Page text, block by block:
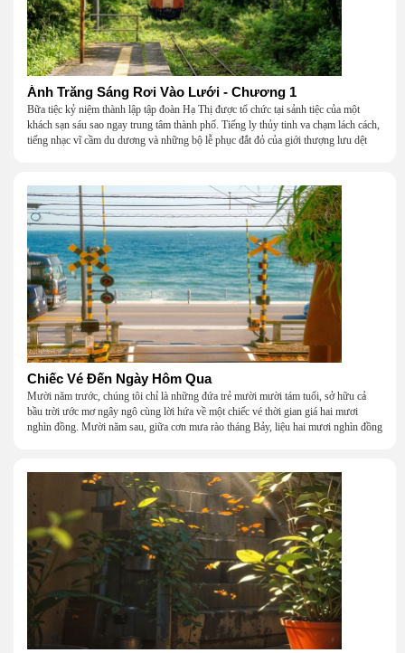
Ánh Trăng Sáng Rơi Vào Lưới - Chương 1
Bữa tiệc kỷ niệm thành lập tập đoàn Hạ Thị được tổ chức tại sảnh tiệc của một
khách sạn sáu sao ngay trung tâm thành phố. Tiếng ly thủy tinh va chạm lách cách,
tiếng nhạc vĩ cầm du dương và những bộ lễ phục đắt đỏ của giới thượng lưu dệt
Chiếc Vé Đến Ngày Hôm Qua
Mười năm trước, chúng tôi chỉ là những đứa trẻ mười mười tám tuổi, sở hữu cả
bầu trời ước mơ ngây ngô cùng lời hứa về một chiếc vé thời gian giá hai mươi
nghìn đồng. Mười năm sau, giữa cơn mưa rào tháng Bảy, liệu hai mươi nghìn đồng